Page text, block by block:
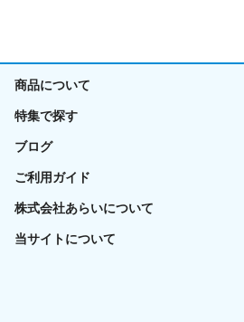
商品について
特集で探す
ブログ
ご利用ガイド
株式会社あらいについて
当サイトについて